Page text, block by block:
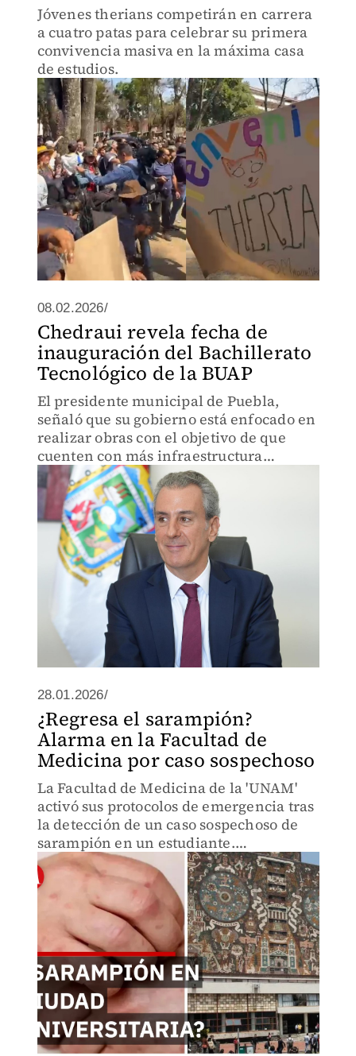
Jóvenes therians competirán en carrera
a cuatro patas para celebrar su primera
convivencia masiva en la máxima casa
de estudios.
08.02.2026/
Chedraui revela fecha de
inauguración del Bachillerato
Tecnológico de la BUAP
El presidente municipal de Puebla,
señaló que su gobierno está enfocado en
realizar obras con el objetivo de que
cuenten con más infraestructura
educativa para recibir sus
conocimientos.
28.01.2026/
¿Regresa el sarampión?
Alarma en la Facultad de
Medicina por caso sospechoso
La Facultad de Medicina de la 'UNAM'
activó sus protocolos de emergencia tras
la detección de un caso sospechoso de
sarampión en un estudiante.
Autoridades de salud ya realizan las
pruebas pertinentes para confirmar el
diagnóstico.